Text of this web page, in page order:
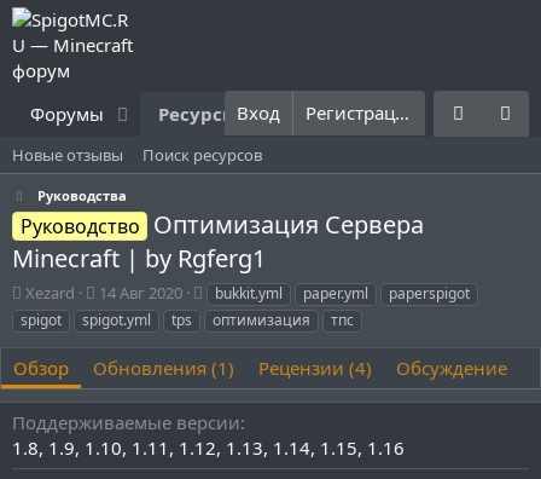
Форумы Ресурсы Что нового? Правила
Вход Регистрация
Новые отзывы Поиск ресурсов
Руководства
Руководство Оптимизация Сервера
Minecraft | by Rgferg1
А
в
т
о
р
Xezard
Д
а
т
с
о
з
д
а
14 Авг 2020
Т
е
г
bukkit.yml paper.yml
paperspigot
spigot
spigot.yml tps оптимизация тпс
Обзор Обновления (1) Рецензии (4) Обсуждение
Поддерживаемые версии
1.8 1.9 1.10 1.11 1.12 1.13 1.14 1.15 1.16